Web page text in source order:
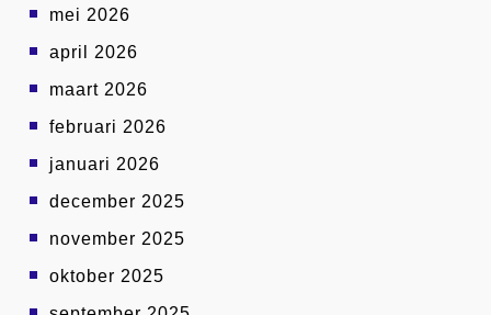
mei 2026
april 2026
maart 2026
februari 2026
januari 2026
december 2025
november 2025
oktober 2025